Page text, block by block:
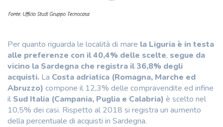
Per quanto riguarda le località di mare la Liguria è in testa
alle preferenze con il 40,4% delle scelte, segue da
vicino la Sardegna che registra il 36,8% degli
acquisti. La Costa adriatica (Romagna, Marche ed
Abruzzo) compone il 12,3% delle compravendite ed infine
il Sud Italia (Campania, Puglia e Calabria) è scelto nel
10,5% dei casi. Rispetto al 2018 si registra un aumento
della percentuale di acquisti in Sardegna.